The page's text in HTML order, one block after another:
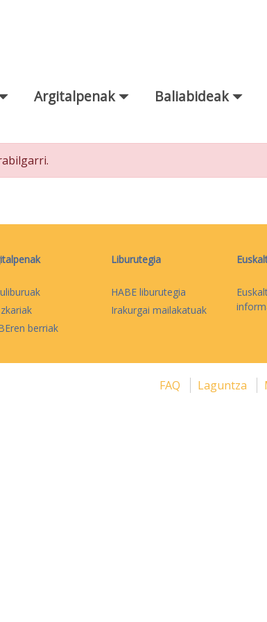
Argitalpenak Baliabideak
berriak
Liburutegia
HABE liburutegia
Irakurgai mailakatuak
FAQ Laguntza